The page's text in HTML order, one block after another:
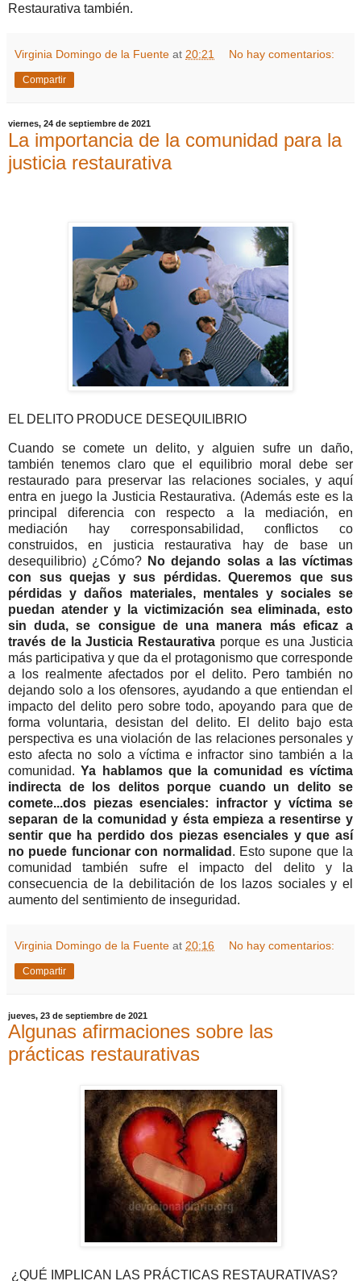
Restaurativa también.
Virginia Domingo de la Fuente at 20:21 No hay comentarios:
Compartir
viernes, 24 de septiembre de 2021
La importancia de la comunidad para la
justicia restaurativa
EL DELITO PRODUCE DESEQUILIBRIO
Cuando se comete un delito, y alguien sufre un daño,
también tenemos claro que el equilibrio moral debe ser
restaurado para preservar las relaciones sociales, y aquí
entra en juego la Justicia Restaurativa. (Además este es la
principal diferencia con respecto a la mediación, en
mediación hay corresponsabilidad, conflictos co
construidos, en justicia restaurativa hay de base un
desequilibrio) ¿Cómo? No dejando solas a las víctimas
con sus quejas y sus pérdidas. Queremos que sus
pérdidas y daños materiales, mentales y sociales se
puedan atender y la victimización sea eliminada, esto
sin duda, se consigue de una manera más eficaz a
través de la Justicia Restaurativa porque es una Justicia
más participativa y que da el protagonismo que corresponde
a los realmente afectados por el delito. Pero también no
dejando solo a los ofensores, ayudando a que entiendan el
impacto del delito pero sobre todo, apoyando para que de
forma voluntaria, desistan del delito. El delito bajo esta
perspectiva es una violación de las relaciones personales y
esto afecta no solo a víctima e infractor sino también a la
comunidad.Ya hablamos que la comunidad es víctima
indirecta de los delitos porque cuando un delito se
comete...dos piezas esenciales: infractor y víctima se
separan de la comunidad y ésta empieza a resentirse y
sentir que ha perdido dos piezas esenciales y que así
no puede funcionar con normalidad . Esto supone que la
comunidad también sufre el impacto del delito y la
consecuencia de la debilitación de los lazos sociales y el
aumento del sentimiento de inseguridad.
Virginia Domingo de la Fuente at 20:16 No hay comentarios:
Compartir
jueves, 23 de septiembre de 2021
Algunas afirmaciones sobre las
prácticas restaurativas
¿QUÉ IMPLICAN LAS PRÁCTICAS RESTAURATIVAS?